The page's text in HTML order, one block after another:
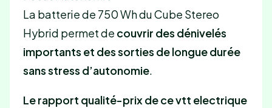
La batterie de 750 Wh du Cube Stereo
Hybrid permet de couvrir des dénivelés
importants et des sorties de longue durée
sans stress d’autonomie.
Le rapport qualité-prix de ce vtt electrique